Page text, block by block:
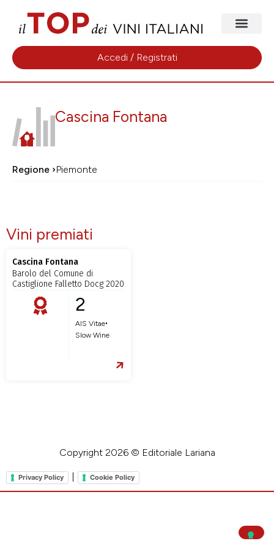
Accedi / Registrati
Cascina Fontana
Regione ›Piemonte
Vini premiati
Cascina Fontana
Barolo del Comune di
Castiglione Falletto Docg 2020
2
AIS Vitae•
Slow Wine
Copyright 2026 © Editoriale Lariana
Privacy Policy Cookie Policy